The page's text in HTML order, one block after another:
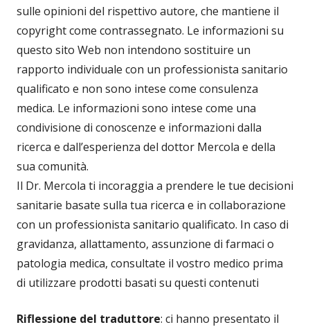
sulle opinioni del rispettivo autore, che mantiene il
copyright come contrassegnato. Le informazioni su
questo sito Web non intendono sostituire un
rapporto individuale con un professionista sanitario
qualificato e non sono intese come consulenza
medica. Le informazioni sono intese come una
condivisione di conoscenze e informazioni dalla
ricerca e dall’esperienza del dottor Mercola e della
sua comunità.
Il Dr. Mercola ti incoraggia a prendere le tue decisioni
sanitarie basate sulla tua ricerca e in collaborazione
con un professionista sanitario qualificato. In caso di
gravidanza, allattamento, assunzione di farmaci o
patologia medica, consultate il vostro medico prima
di utilizzare prodotti basati su questi contenuti
Riflessione del traduttore: ci hanno presentato il